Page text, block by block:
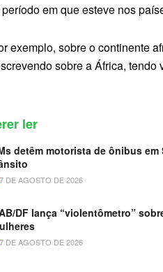
em que esteve nos
exemplo, sobre o continente
sobre a África,
ler
detêm motorista de ônibus
DE AGOSTO DE 2026
DF lança “violentômetro”
DE AGOSTO DE 2026